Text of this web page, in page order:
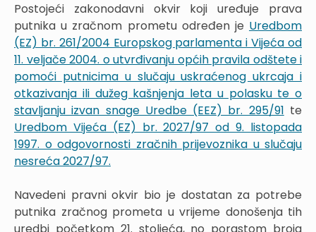
Postojeći zakonodavni okvir koji uređuje prava
putnika u zračnom prometu određen je Uredbom
(EZ) br. 261/2004 Europskog parlamenta i Vijeća od
11. veljače 2004. o utvrđivanju općih pravila odštete i
pomoći putnicima u slučaju uskraćenog ukrcaja i
otkazivanja ili dužeg kašnjenja leta u polasku te o
stavljanju izvan snage Uredbe (EEZ) br. 295/91 te
Uredbom Vijeća (EZ) br. 2027/97 od 9. listopada
1997. o odgovornosti zračnih prijevoznika u slučaju
nesreća 2027/97.
Navedeni pravni okvir bio je dostatan za potrebe
putnika zračnog prometa u vrijeme donošenja tih